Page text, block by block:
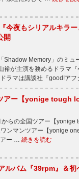
今夜もシリアルキラ
開
Shadow Memory」のミ
裕が主演を務めるドラマ
ラマは講談社『good!ア
アー【yonige tough
らの全国ツアー【
ンマンツアー【yonige
アー … 続きを読む
ルバム『39rpm』＆